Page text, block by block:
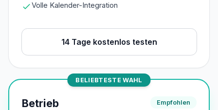
Volle Kalender-Integration
14 Tage kostenlos testen
BELIEBTESTE WAHL
Betrieb Empfohlen